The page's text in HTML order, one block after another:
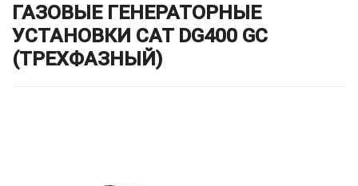
ГАЗОВЫЕ ГЕНЕРАТОРНЫЕ
УСТАНОВКИ CAT DG400 GC
(ТРЕХФАЗНЫЙ)